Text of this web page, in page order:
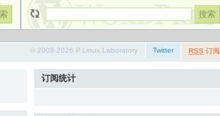
RSS 订阅
Twitter
© 2008-2026 P.Linux Laboratory
订阅统计